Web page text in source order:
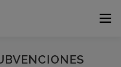
Menú
SUBVENCIONES